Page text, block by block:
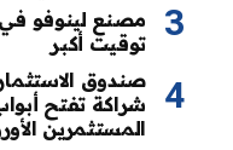
مصنع لينوفو
توقيت أكبر
صندوق
شراكة تفتح
المستثمرين